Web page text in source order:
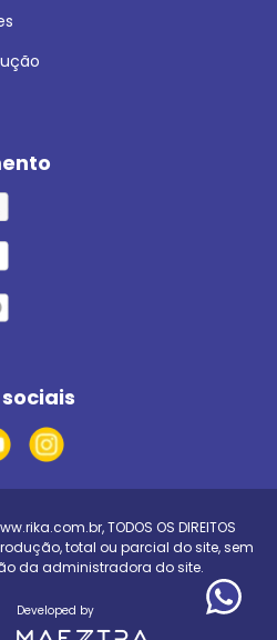
, TODOS OS DIREITOS
total ou parcial do site, sem
da administradora do site.
Developed by